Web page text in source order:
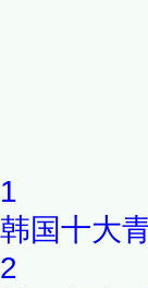
又霸
酒而
于韩国
1
韩国十大
2